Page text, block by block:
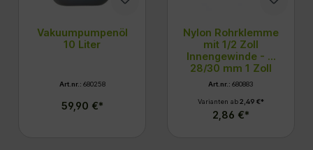
Vakuumpumpenöl
10 Liter
Art.nr.: 680258
59,90 €*
Nylon Rohrklemme
mit 1/2 Zoll
Innengewinde - D
28/30 mm 1 Zoll
Art.nr.: 680883
Varianten ab2,49 €*
2,86 €*